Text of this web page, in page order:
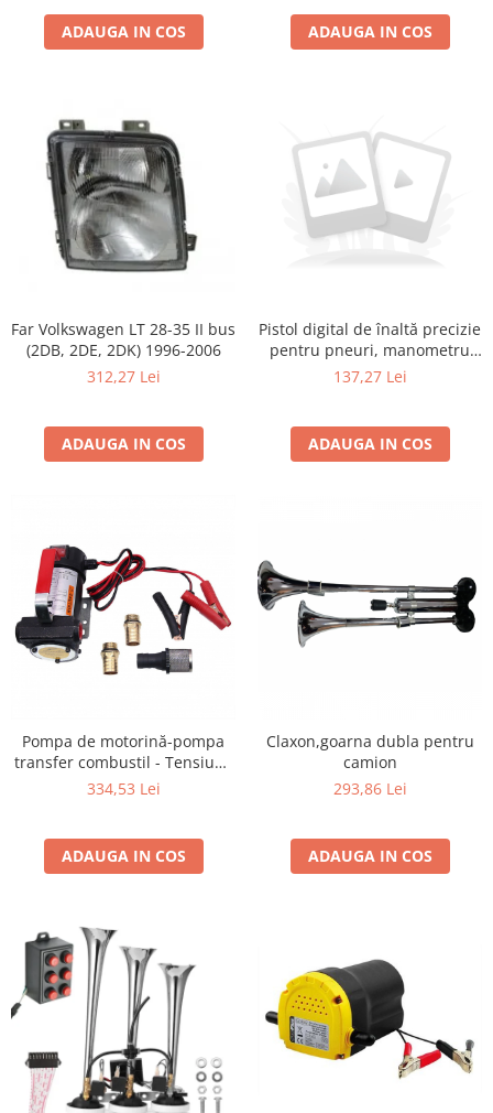
ADAUGA IN COS ADAUGA IN COS
Far Volkswagen LT 28-35 II bus
(2DB, 2DE, 2DK) 1996-2006
312,27 Lei
ADAUGA IN COS
Pistol digital de înaltă precizie
pentru pneuri, manometru
pentru pneuri pentru
137,27 Lei
ADAUGA IN COS
Pompa de motorină-pompa
transfer combustil - Tensiune
220 Volti
334,53 Lei
ADAUGA IN COS
Claxon,goarna dubla pentru
camion
293,86 Lei
ADAUGA IN COS